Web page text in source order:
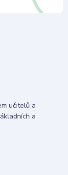
učitelů a
a